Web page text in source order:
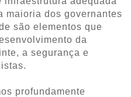
maioria dos governantes
são elementos que
da
a segurança e
profundamente